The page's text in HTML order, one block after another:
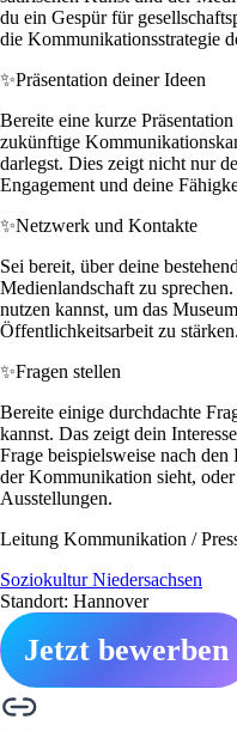
du ein Gespür für
die Kommunikationsstrategie
✨Präsentation deiner Ideen
Bereite eine kurze
zukünftige
darlegst. Dies zeigt nicht nur
Engagement und deine
✨Netzwerk und Kontakte
Sei bereit, über deine
Medienlandschaft zu
nutzen kannst, um das
Öffentlichkeitsarbeit zu stärken.
✨Fragen stellen
Bereite einige durchdachte
kannst. Das zeigt dein
Frage beispielsweise nach
der Kommunikation sieht,
Ausstellungen.
Leitung Kommunikation /
Soziokultur Niedersachsen
Standort: Hannover
Jetzt bewerben